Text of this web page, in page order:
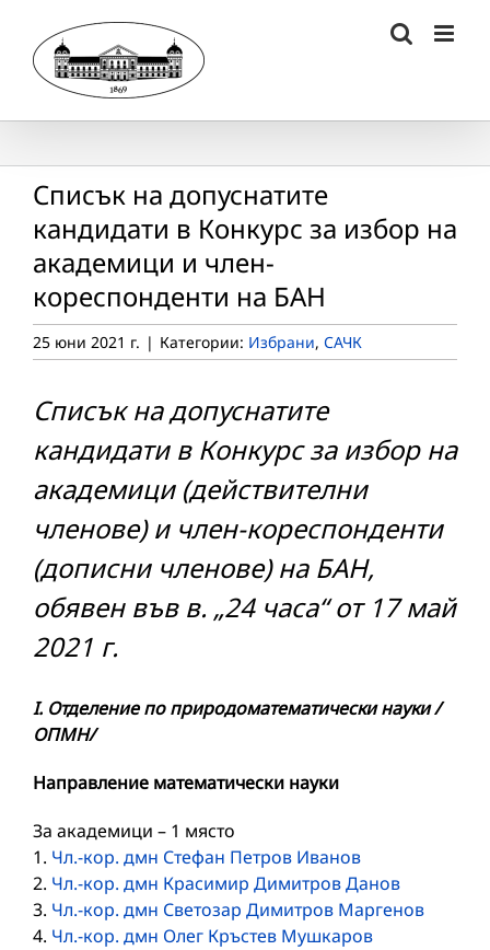
content
Списък на допуснатите
кандидати в Конкурс за избор на
академици и член-
кореспонденти на БАН
25 юни 2021 г. | Категории: Избрани, САЧК
Списък на допуснатите
кандидати в Конкурс за избор на
академици (действителни
членове) и член-кореспонденти
(дописни членове) на БАН,
обявен във в. „24 часа“ от 17 май
2021 г.
I. Отделение по природоматематически науки /
ОПМН/
Направление математически науки
За академици – 1 място
1. Чл.-кор. дмн Стефан Петров Иванов
2. Чл.-кор. дмн Красимир Димитров Данов
3. Чл.-кор. дмн Светозар Димитров Маргенов
4. Чл.-кор. дмн Олег Кръстев Мушкаров